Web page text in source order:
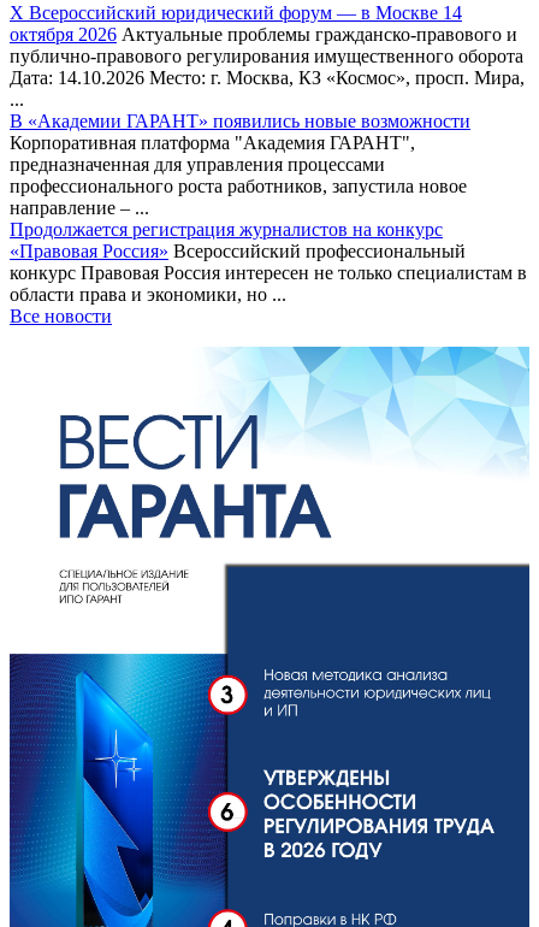
Х Всероссийский юридический форум — в Москве 14
октября 2026 Актуальные проблемы гражданско-правового и
публично-правового регулирования имущественного оборота
Дата: 14.10.2026 Место: г. Москва, КЗ «Космос», просп. Мира,
...
В «Академии ГАРАНТ» появились новые возможности
Корпоративная платформа "Академия ГАРАНТ",
предназначенная для управления процессами
профессионального роста работников, запустила новое
направление – ...
Продолжается регистрация журналистов на конкурс
«Правовая Россия» Всероссийский профессиональный
конкурс Правовая Россия интересен не только специалистам в
области права и экономики, но ...
Все новости